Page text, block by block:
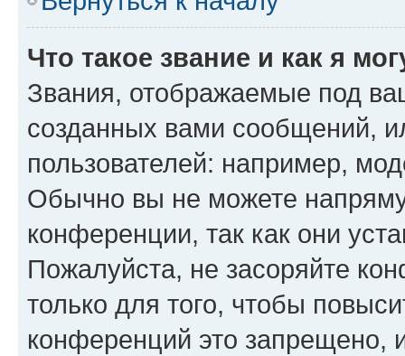
Что такое звание и как я
Звания, отображаемые под
созданных вами сообщений,
пользователей: например,
Обычно вы не можете
конференции, так как они
Пожалуйста, не засоряйте
только для того, чтобы
конференций это запрещено,